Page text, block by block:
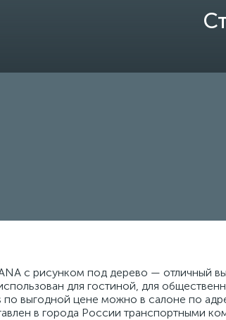
с рисунком под дерево — отличный
для гостиной, для
по выгодной цене можно в салоне по
в города России транспортными